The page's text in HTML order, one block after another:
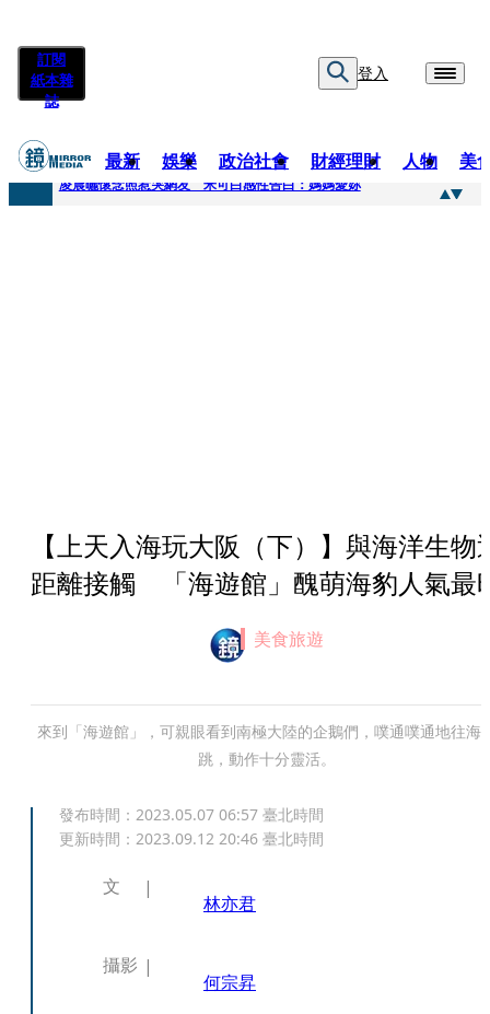
訂閱
紙本雜
誌
登入
最新 娛樂 政治社會 財經理財 人物 美
快訊
凌晨曬懷念照惹哭網友 米可白感性告白：媽媽愛妳
【上天入海玩大阪（下）】與海洋生物
距離接觸 「海遊館」醜萌海豹人氣最
美食旅遊
來到「海遊館」，可親眼看到南極大陸的企鵝們，噗通噗通地往海
跳，動作十分靈活。
發布時間： 2023.05.07 06:57 臺北時間
更新時間： 2023.09.12 20:46 臺北時間
文
林亦君
攝影
何宗昇